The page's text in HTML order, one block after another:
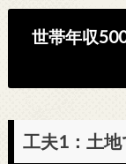
世帯年収
工夫1：土地